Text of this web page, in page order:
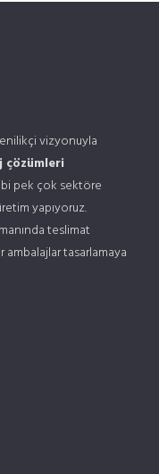
vizyonuyla
çözümleri
pek çok sektöre
yapıyoruz.
teslimat
tasarlamaya